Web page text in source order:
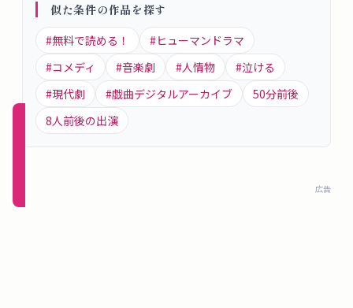
ロ
グ
新規
登録
似た条件の作品を探す
#無料で読める！ #ヒューマンドラマ
#コメディ #音楽劇 #人情物 #泣ける
#現代劇 #戯曲デジタルアーカイブ 50分前後
8人前後の出演
広告